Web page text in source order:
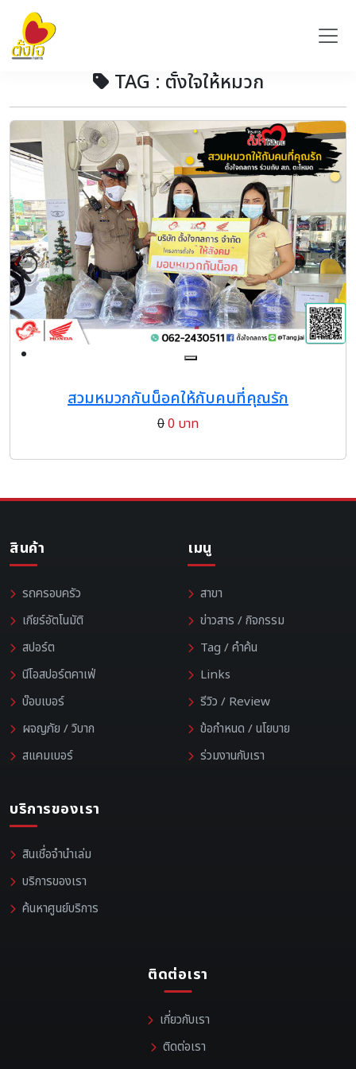
TAG : ตั้งใจให้หมวก
สวมหมวกกันน็อคให้กับคนที่คุณรัก
00 บาท
สินค้า
รถครอบครัว
เกียร์อัตโนมัติ
สปอร์ต
นีโอสปอร์ตคาเฟ่
บ๊อบเบอร์
ผจญภัย / วิบาก
สแคมเบอร์
เมนู
สาขา
ข่าวสาร / กิจกรรม
Tag / คำค้น
Links
รีวิว / Review
ข้อกำหนด / นโยบาย
ร่วมงานกับเรา
บริการของเรา
สินเชื่อจำนำเล่ม
บริการของเรา
ค้นหาศูนย์บริการ
ติดต่อเรา
เกี่ยวกับเรา
ติดต่อเรา